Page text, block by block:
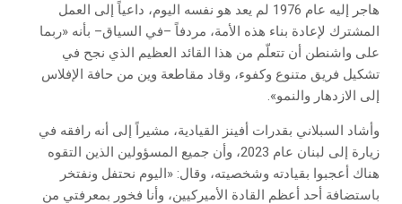
هاجر إليه عام 1976 لم يعد هو نفسه اليوم، داعياً إلى العمل
المشترك لإعادة بناء هذه الأمة، مردفاً –في السياق– بأنه «ربما
على واشنطن أن تتعلّم من هذا القائد العظيم الذي نجح في
تشكيل فريق متنوع وكفوء، وقاد مقاطعة وين من حافة الإفلاس
إلى الازدهار والنمو».
وأشاد السبلاني بقدرات أفينز القيادية، مشيراً إلى أنه رافقه في
زيارة إلى لبنان عام 2023، وأن جميع المسؤولين الذين التقوه
هناك أعجبوا بقيادته وشخصيته، وقال: «اليوم نحتفل ونفتخر
باستضافة أحد أعظم القادة الأميركيين، وأنا فخور بمعرفتي من